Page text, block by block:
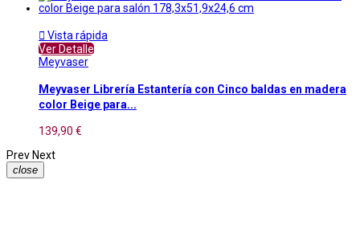
 Vista rápida
Ver Detalle
Meyvaser
Meyvaser Librería Estantería con Cinco baldas en madera
color Beige para...
139,90 €
Prev Next
close